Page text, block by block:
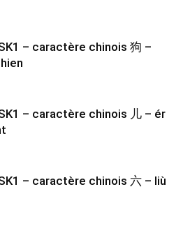
– caractère chinois 狗 –
– caractère chinois 儿 – ér
– caractère chinois 六 – liù